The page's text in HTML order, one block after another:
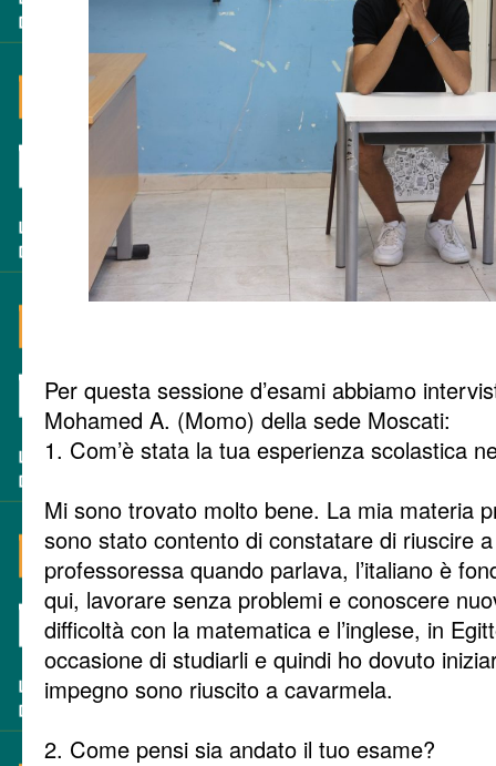
Per questa sessione d’esami abbiamo
Mohamed A. (Momo) della sede Moscati:
1. Com’è stata la tua esperienza scolastica
Mi sono trovato molto bene. La mia materia
sono stato contento di constatare di riuscire
professoressa quando parlava, l’italiano è
qui, lavorare senza problemi e conoscere
difficoltà con la matematica e l’inglese, in
occasione di studiarli e quindi ho dovuto
impegno sono riuscito a cavarmela.
2. Come pensi sia andato il tuo esame?